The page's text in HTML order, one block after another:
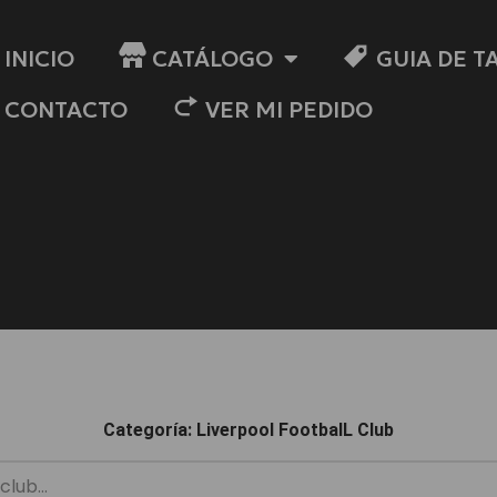
INICIO CATÁLOGO
GUIA DE
CONTACTO
VER MI PEDIDO
Categoría: Liverpool FootbalL Club